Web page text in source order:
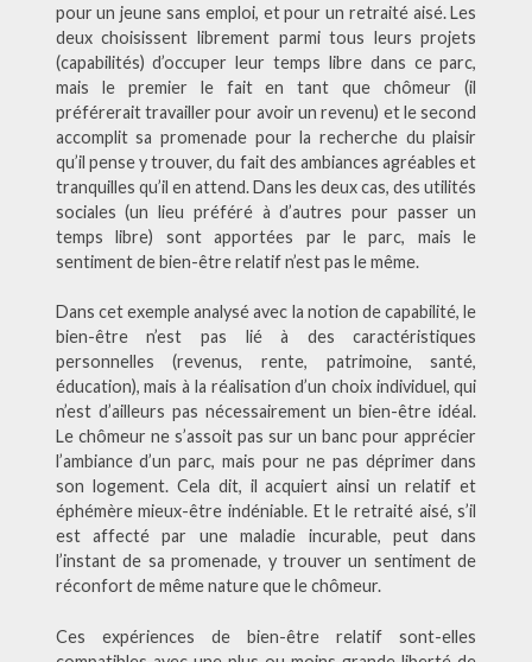
pour un jeune sans emploi, et pour un retraité aisé. Les
deux choisissent librement parmi tous leurs projets
(capabilités) d’occuper leur temps libre dans ce parc,
mais le premier le fait en tant que chômeur (il
préférerait travailler pour avoir un revenu) et le second
accomplit sa promenade pour la recherche du plaisir
qu’il pense y trouver, du fait des ambiances agréables et
tranquilles qu’il en attend. Dans les deux cas, des utilités
sociales (un lieu préféré à d’autres pour passer un
temps libre) sont apportées par le parc, mais le
sentiment de bien-être relatif n’est pas le même.
Dans cet exemple analysé avec la notion de capabilité, le
bien-être n’est pas lié à des caractéristiques
personnelles (revenus, rente, patrimoine, santé,
éducation), mais à la réalisation d’un choix individuel, qui
n’est d’ailleurs pas nécessairement un bien-être idéal.
Le chômeur ne s’assoit pas sur un banc pour apprécier
l’ambiance d’un parc, mais pour ne pas déprimer dans
son logement. Cela dit, il acquiert ainsi un relatif et
éphémère mieux-être indéniable. Et le retraité aisé, s’il
est affecté par une maladie incurable, peut dans
l’instant de sa promenade, y trouver un sentiment de
réconfort de même nature que le chômeur.
Ces expériences de bien-être relatif sont-elles